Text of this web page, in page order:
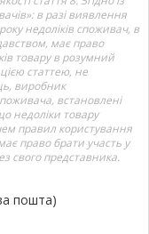
в разі виявлення
недоліків споживач, в
має право
товару в розумний
статтею, не
виробник
встановлені
недоліки товару
правил користування
право брати участь у
свого представника.
пошта)